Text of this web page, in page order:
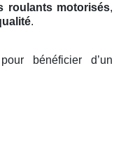
roulants motorisés,
.
bénéficier d’un